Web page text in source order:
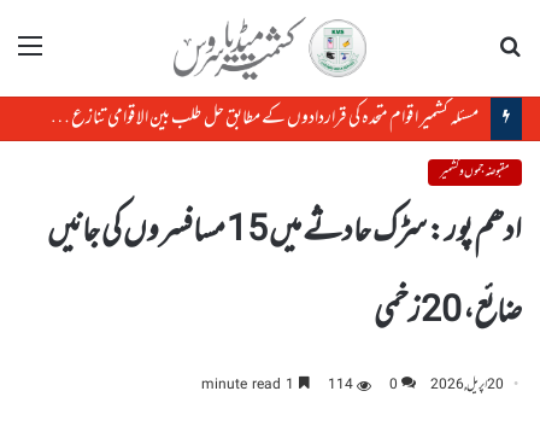
مینو
مسئلہ کشمیر اقوام متحدہ کی قراردادوں کے مطابق حل طلب بین الاقوامی تنازع ہے، حافظ حفیظ الرحمن
مقبوضہ جموں و کشمیر
ادھم پور : سڑک حادثے میں 15 مسافسر وں کی جانیں
ضائع، 20زخمی
20 اپریل, 2026 0
114